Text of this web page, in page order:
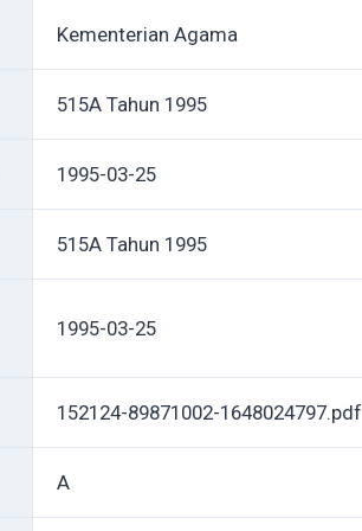
Kementerian Agama
515A Tahun 1995
1995-03-25
515A Tahun 1995
1995-03-25
152124-89871002-1648024797.pdf
A